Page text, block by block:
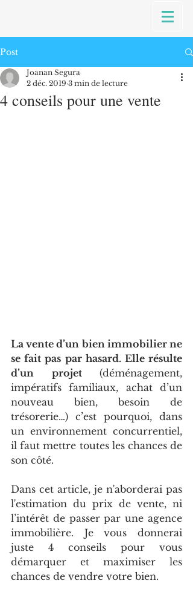
Post
4 conseils pour une vente
Joanan Segura
2 déc. 2019 3 min de lecture
La vente d’un bien immobilier ne
se fait pas par hasard. Elle résulte
d’un projet (déménagement,
impératifs familiaux, achat d’un
nouveau bien, besoin de
trésorerie…) c’est pourquoi, dans
un environnement concurrentiel,
il faut mettre toutes les chances de
son côté.
Dans cet article, je n'aborderai pas
l'estimation du prix de vente, ni
l’intérêt de passer par une agence
immobilière. Je vous donnerai
juste 4 conseils pour vous
démarquer et maximiser les
chances de vendre votre bien.